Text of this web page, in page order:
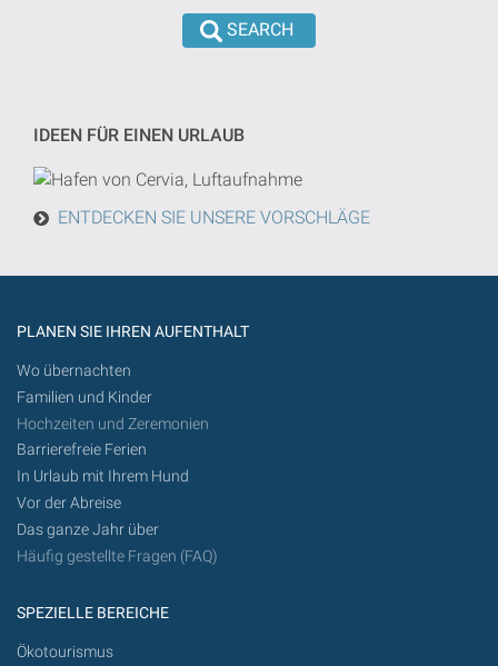
heute
in
Zukunft
werden
IDEEN FÜR EINEN URLAUB
ENTDECKEN SIE UNSERE VORSCHLÄGE
PLANEN SIE IHREN AUFENTHALT
Wo übernachten
Familien und Kinder
Hochzeiten und Zeremonien
Barrierefreie Ferien
In Urlaub mit Ihrem Hund
Vor der Abreise
Das ganze Jahr über
Häufig gestellte Fragen (FAQ)
SPEZIELLE BEREICHE
Ökotourismus